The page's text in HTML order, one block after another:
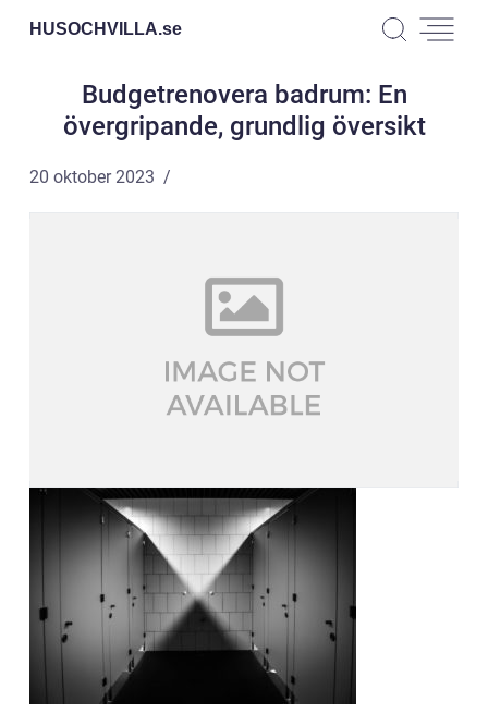
HUSOCHVILLA.se
Budgetrenovera badrum: En
övergripande, grundlig översikt
20 oktober 2023